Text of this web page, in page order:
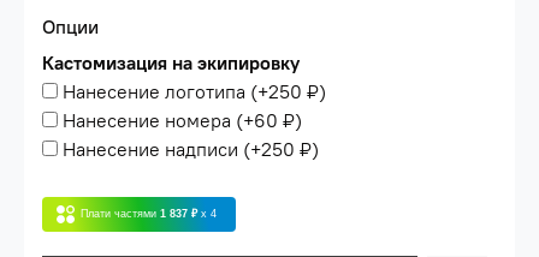
Опции
Кастомизация на экипировку
Нанесение логотипа (+250 ₽)
Нанесение номера (+60 ₽)
Нанесение надписи (+250 ₽)
Плати частями 1 837 ₽ x 4